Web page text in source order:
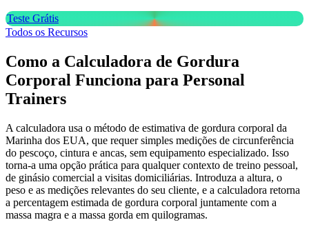
Teste Grátis
Todos os Recursos
Como a Calculadora de Gordura
Corporal Funciona para Personal
Trainers
A calculadora usa o método de estimativa de gordura corporal da
Marinha dos EUA, que requer simples medições de circunferência
do pescoço, cintura e ancas, sem equipamento especializado. Isso
torna-a uma opção prática para qualquer contexto de treino pessoal,
de ginásio comercial a visitas domiciliárias. Introduza a altura, o
peso e as medições relevantes do seu cliente, e a calculadora retorna
a percentagem estimada de gordura corporal juntamente com a
massa magra e a massa gorda em quilogramas.